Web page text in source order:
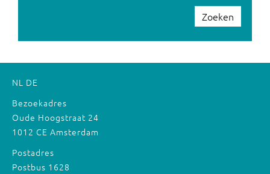
Zoeken
NL DE
Bezoekadres
Oude Hoogstraat 24
1012 CE Amsterdam
Postadres
Postbus 1628